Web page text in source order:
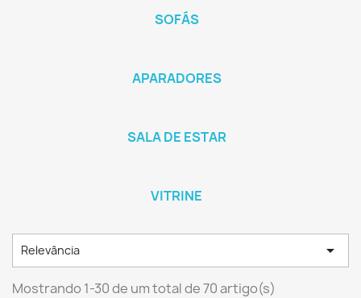
SOFÁS
APARADORES
SALA DE ESTAR
VITRINE
Relevância 
Mostrando 1-30 de um total de 70 artigo(s)